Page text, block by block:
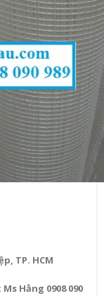
TP. HCM
Hằng 0908 090